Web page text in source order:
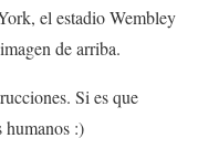
el estadio Wembley
de arriba.
Si es que
humanos :)